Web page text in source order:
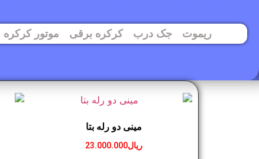
ریموت جک درب کرکره برقی موتور کرکره
مینی دو رله بتا
ریال23.000.000